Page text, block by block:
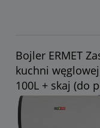
Bojler ERMET
kuchni
100L + skaj (do